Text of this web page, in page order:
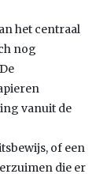
het centraal
nog
vanuit de
of een
die er